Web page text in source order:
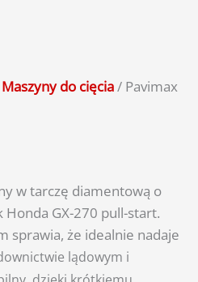
Maszyny do cięcia/ Pavimax
wtarczę diamentową o
Honda GX-270 pull-start.
sprawia, że idealnie nadaje
lądowym i